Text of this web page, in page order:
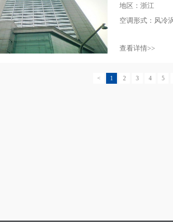
地区：浙江
空调形式：风冷
查看详情>>
< 1 2 3 4 5